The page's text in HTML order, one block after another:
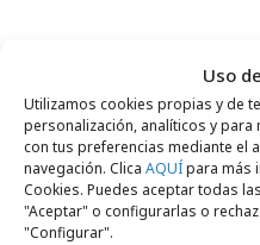
Uso
Utilizamos cookies propias y de
personalización, analíticos y
con tus preferencias mediante el
navegación. Clica AQUÍpara más
Cookies. Puedes aceptar todas
"Aceptar" o configurarlas o
"Configurar".
Artículos
Campañas